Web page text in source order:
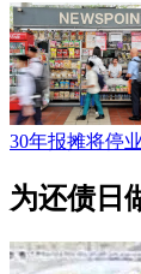
30年报摊将停
为还债日